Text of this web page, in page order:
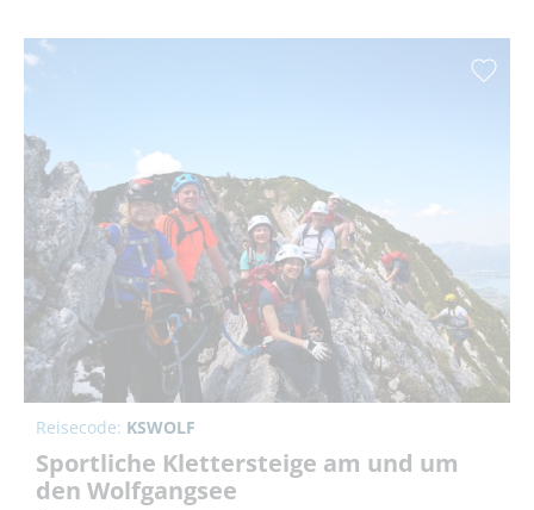
Reisecode: KSWOLF
Sportliche Klettersteige am und um
den Wolfgangsee